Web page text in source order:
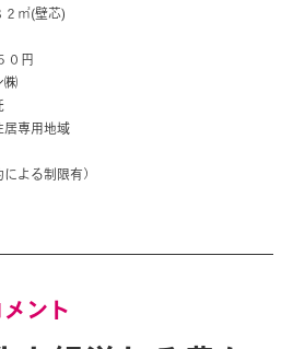
㎡(壁芯)
０円
㈱
専用地域
よる制限有）
ント